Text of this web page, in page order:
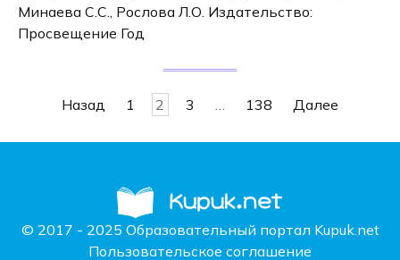
Минаева С.С., Рослова Л.О. Издательство:
Просвещение Год
Навигация
записям
Назад 1 2 3 … 138 Далее
© 2017 - 2025 Образовательный портал Kupuk.net
Пользовательское соглашение